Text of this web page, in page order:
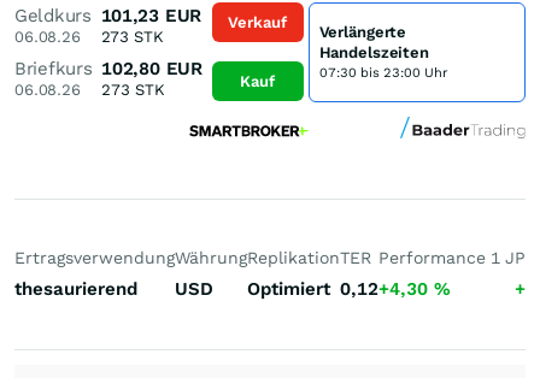
Geldkurs
06.08.26
101,23 EUR
273 STK
Briefkurs
06.08.26
102,80 EUR
273 STK
Verkauf
Kauf
Verlängerte
Handelszeiten
07:30 bis 23:00 Uhr
Ertragsverwendung
thesaurierend
Währung
USD
Replikation
Optimiert
TER
0,12
Performance 1 J
+4,30 %